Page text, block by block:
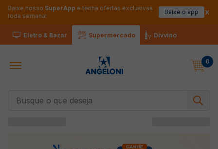
Baixe nosso SuperApp e tenha ofertas exclusivas
toda semana!
Baixe o app
Eletro & Bazar Supermercado Divvino
0